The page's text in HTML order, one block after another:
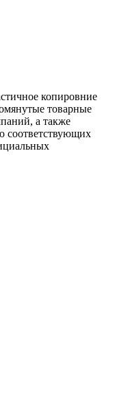
копировние
товарные
а также
соответствующих